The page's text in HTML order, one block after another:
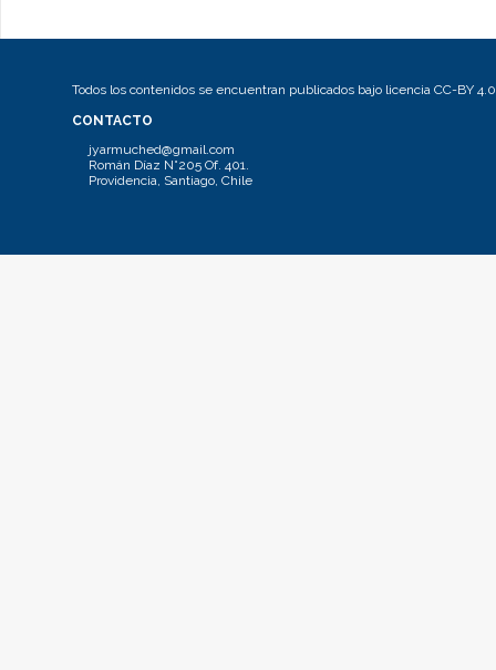
Todos los contenidos se encuentran publicados bajo licencia CC-BY 4.0
CONTACTO
jyarmuched@gmail.com
Román Díaz N°205 Of. 401.
Providencia, Santiago, Chile